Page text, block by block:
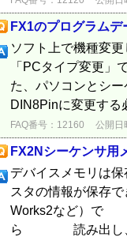
FX1のプログラム
ソフト上で機種変
「PCタイプ変更」
た、パソコンとシ
DIN8Pinに変更す
FAQ番号：12160 公開日
FX2Nシーケンサ用
デバイスメモリは
スタの情報が保存
Works2など）で
ら 読み出し、プ